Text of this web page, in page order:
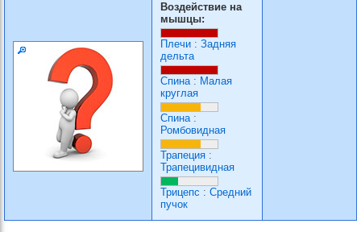
Воздействие на
мышцы:
Плечи : Задняя
дельта
Спина: Малая
круглая
Спина:
Ромбовидная
Трапеция :
Трапецивидная
Трицепс : Средний
пучок